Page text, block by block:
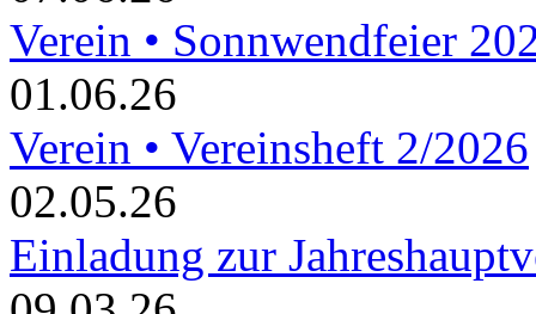
Verein • Sonnwendfeier
01.06.26
Verein • Vereinsheft 2/2026
02.05.26
Einladung zur